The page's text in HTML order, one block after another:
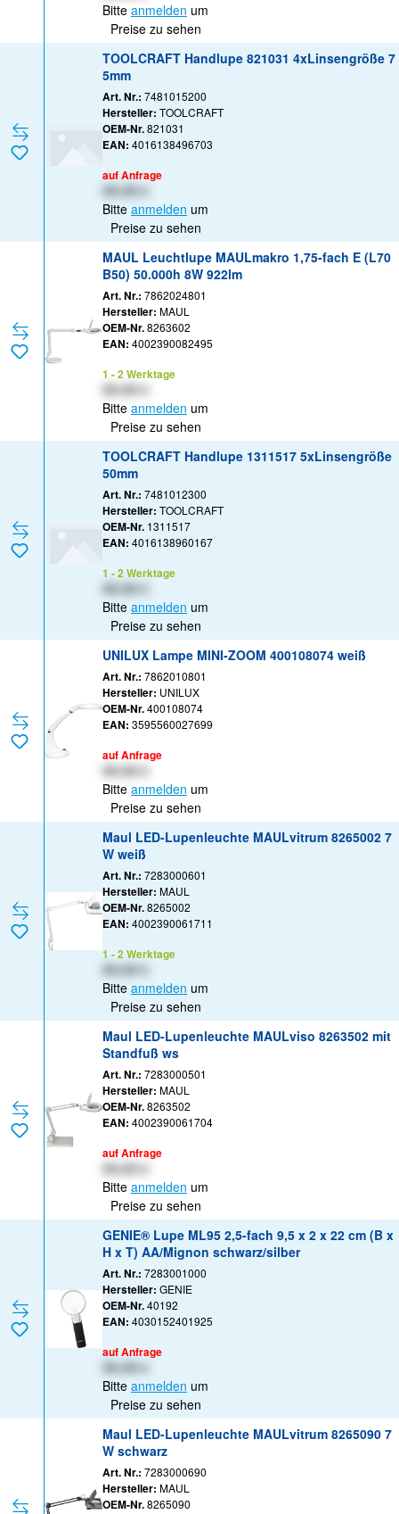
Bitte anmelden um
Preise zu sehen
TOOLCRAFT Handlupe 821031 4xLinsengröße 7
5mm
Art. Nr.: 7481015200
Hersteller: TOOLCRAFT
OEM-Nr.821031
EAN: 4016138496703
auf Anfrage
Bitte anmelden um
Preise zu sehen
MAUL Leuchtlupe MAULmakro 1,75-fach E (L70
B50) 50.000h 8W 922lm
Art. Nr.: 7862024801
Hersteller: MAUL
OEM-Nr.8263602
EAN: 4002390082495
1 - 2 Werktage
Bitte anmelden um
Preise zu sehen
TOOLCRAFT Handlupe 1311517 5xLinsengröße
50mm
Art. Nr.: 7481012300
Hersteller: TOOLCRAFT
OEM-Nr. 1311517
EAN: 4016138960167
1 - 2 Werktage
Bitte anmelden um
Preise zu sehen
UNILUX Lampe MINI-ZOOM 400108074 weiß
Art. Nr.: 7862010801
Hersteller: UNILUX
OEM-Nr.400108074
EAN: 3595560027699
auf Anfrage
Bitte anmelden um
Preise zu sehen
Maul LED-Lupenleuchte MAULvitrum 8265002 7
W weiß
Art. Nr.: 7283000601
Hersteller: MAUL
OEM-Nr.8265002
EAN: 4002390061711
1 - 2 Werktage
Bitte anmelden um
Preise zu sehen
Maul LED-Lupenleuchte MAULviso 8263502 mit
Standfuß ws
Art. Nr.: 7283000501
Hersteller: MAUL
OEM-Nr.8263502
EAN: 4002390061704
auf Anfrage
Bitte anmelden um
Preise zu sehen
GENIE® Lupe ML95 2,5-fach 9,5 x 2 x 22 cm (B x
H x T) AA/Mignon schwarz/silber
Art. Nr.: 7283001000
Hersteller: GENIE
OEM-Nr.40192
EAN: 4030152401925
auf Anfrage
Bitte anmelden um
Preise zu sehen
Maul LED-Lupenleuchte MAULvitrum 8265090 7
W schwarz
Art. Nr.: 7283000690
Hersteller: MAUL
OEM-Nr.8265090